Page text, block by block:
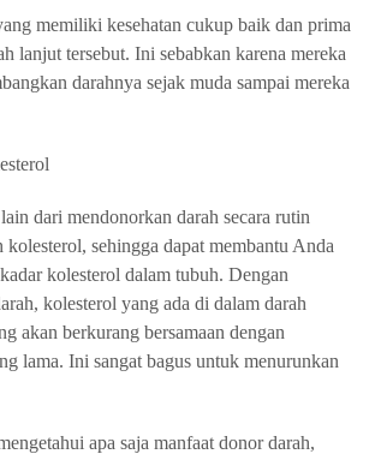
memiliki kesehatan cukup baik dan prima
lanjut tersebut. Ini sebabkan karena mereka
darahnya sejak muda sampai mereka
dari mendonorkan darah secara rutin
kolesterol, sehingga dapat membantu Anda
kolesterol dalam tubuh. Dengan
kolesterol yang ada di dalam darah
akan berkurang bersamaan dengan
lama. Ini sangat bagus untuk menurunkan
apa saja manfaat donor darah,